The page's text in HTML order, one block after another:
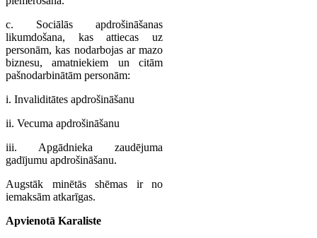
c. Sociālās apdrošināšanas
likumdošana, kas attiecas uz
personām, kas nodarbojas ar mazo
biznesu, amatniekiem un citām
pašnodarbinātām personām:
i. Invaliditātes apdrošināšanu
ii. Vecuma apdrošināšanu
iii. Apgādnieka zaudējuma
gadījumu apdrošināšanu.
Augstāk minētās shēmas ir no
iemaksām atkarīgas.
Apvienotā Karaliste